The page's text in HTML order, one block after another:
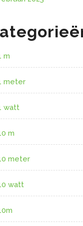
m
meter
watt
m
meter
watt